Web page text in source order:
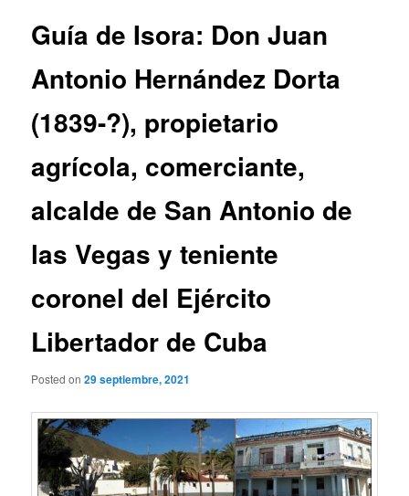
Guía de Isora: Don Juan
Antonio Hernández Dorta
(1839-?), propietario
agrícola, comerciante,
alcalde de San Antonio de
las Vegas y teniente
coronel del Ejército
Libertador de Cuba
Posted on29 septiembre, 2021